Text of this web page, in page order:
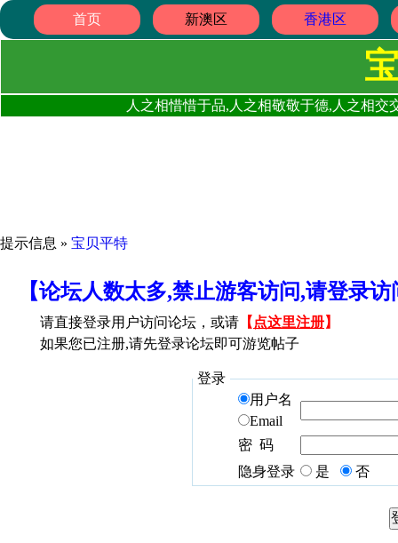
首页 新澳区 香港区
人之相惜惜于品,人之相敬敬于德,人之相
提示信息 » 宝贝平特
【论坛人数太多,禁止游客访问,请登录
请直接登录用户访问论坛，或请 【 点这里注册】
如果您已注册,请先登录论坛即可游览帖子
登录
用户名
Email
密 码
隐身登录
是 否